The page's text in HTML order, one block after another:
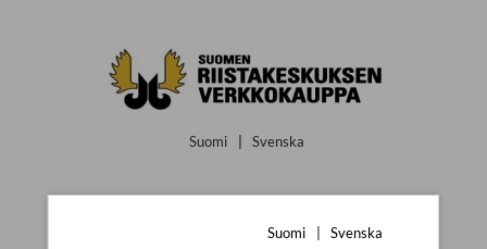
Suomi Svenska
Suomi Svenska